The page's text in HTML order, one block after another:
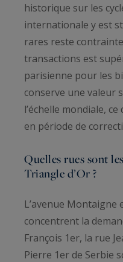
historique sur les
internationale y est
rares reste
transactions est
parisienne pour les
conserve une valeur
l’échelle mondiale,
en période de
Quelles rues sont
Triangle d’Or ?
L’avenue Montaigne
concentrent la
François 1er, la rue
Pierre 1er de Serbie